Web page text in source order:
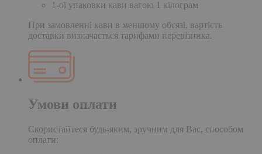
1-ої упаковки кави вагою 1 кілограм
При замовленні кави в меншому обсязі, вартість
доставки визначається тарифами перевізника.
Умови оплати
Скористайтеся будь-яким, зручним для Вас, способом
оплати: